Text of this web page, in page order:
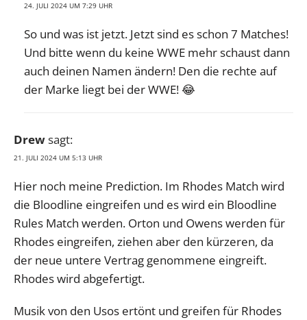
24. JULI 2024 UM 7:29 UHR
So und was ist jetzt. Jetzt sind es schon 7 Matches!
Und bitte wenn du keine WWE mehr schaust dann
auch deinen Namen ändern! Den die rechte auf
der Marke liegt bei der WWE! 😂
Drewsagt:
21. JULI 2024 UM 5:13 UHR
Hier noch meine Prediction. Im Rhodes Match wird
die Bloodline eingreifen und es wird ein Bloodline
Rules Match werden. Orton und Owens werden für
Rhodes eingreifen, ziehen aber den kürzeren, da
der neue untere Vertrag genommene eingreift.
Rhodes wird abgefertigt.
Musik von den Usos ertönt und greifen für Rhodes